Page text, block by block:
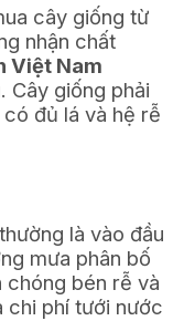
cây giống từ
nhận chất
Việt Nam
Cây giống phải
đủ lá và hệ rễ
thường là vào đầu
mưa phân bố
chóng bén rễ và
chi phí tưới nước